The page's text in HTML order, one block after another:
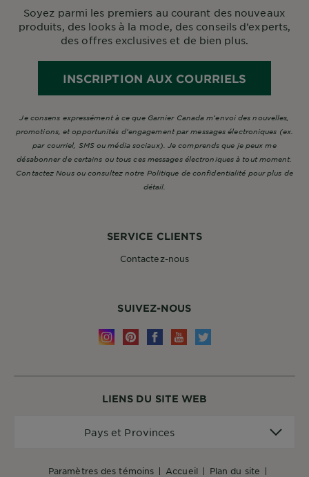
LIENS DU SITE WEB
paramètres des témoins accueil plan du site
Pays et Provinces
SERVICE CLIENTS
Contactez-nous
SUIVEZ-NOUS
Soyez parmi les premiers au courant des nouveaux
produits, des looks à la mode, des conseils d’experts,
des offres exclusives et de bien plus.
INSCRIPTION AUX COURRIELS
Je consens expressément à ce que Garnier Canada m’envoi des nouvelles,
promotions, et opportunités d’engagement par messages électroniques (ex.
par courriel, SMS ou média sociaux). Je comprends que je peux me
désabonner de certains ou tous ces messages électroniques à tout moment.
Contactez Nous ou consultez notre Politique de confidentialité pour plus de
détail.